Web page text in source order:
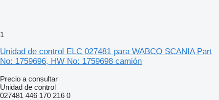
1
Unidad de control ELC 027481 para WABCO SCANIA Part
No: 1759696, HW No: 1759698 camión
Precio a consultar
Unidad de control
027481 446 170 216 0